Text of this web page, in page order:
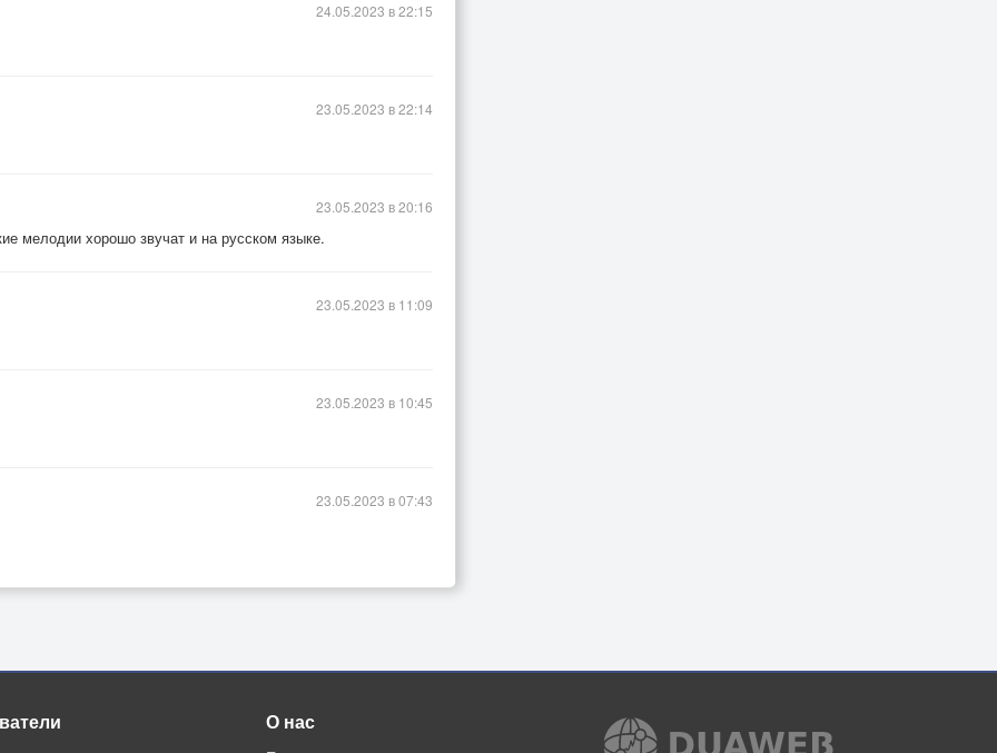
24.05.2023 в 22:15
23.05.2023 в 22:14
мелодии хорошо звучат и на русском языке.
23.05.2023 в 20:16
23.05.2023 в 11:09
23.05.2023 в 10:45
23.05.2023 в 07:43
О нас